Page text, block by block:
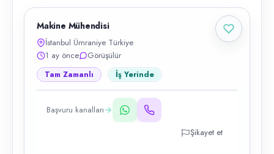
Makine Mühendisi
İstanbul Ümraniye Türkiye
1 ay önce
Görüşülür
Tam Zamanlı İş Yerinde
Başvuru kanalları
Şikayet et